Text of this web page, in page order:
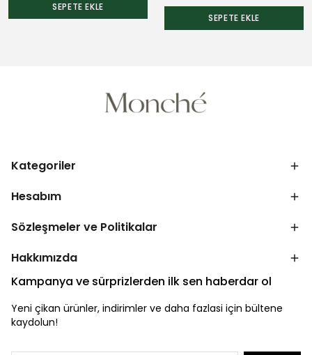
SEPETE EKLE
SEPETE EKLE
Kategoriler
Hesabım
Sözleşmeler ve Politikalar
Hakkımızda
Kampanya ve sürprizlerden ilk sen haberdar ol
Yeni çikan ürünler, indirimler ve daha fazlasi için bültene
kaydolun!